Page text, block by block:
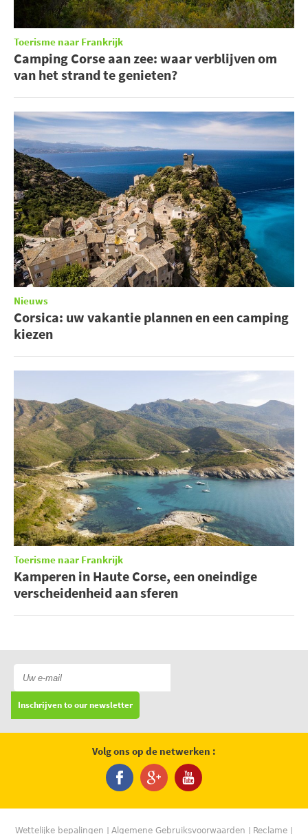
Toerisme naar Frankrijk
Camping Corse aan zee: waar verblijven om
van het strand te genieten?
Nieuws
Corsica: uw vakantie plannen en een camping
kiezen
Toerisme naar Frankrijk
Kamperen in Haute Corse, een oneindige
verscheidenheid aan sferen
Inschrijven to our newsletter
Volg ons op de netwerken :
Wettelijke bepalingen Algemene Gebruiksvoorwaarden Reclame